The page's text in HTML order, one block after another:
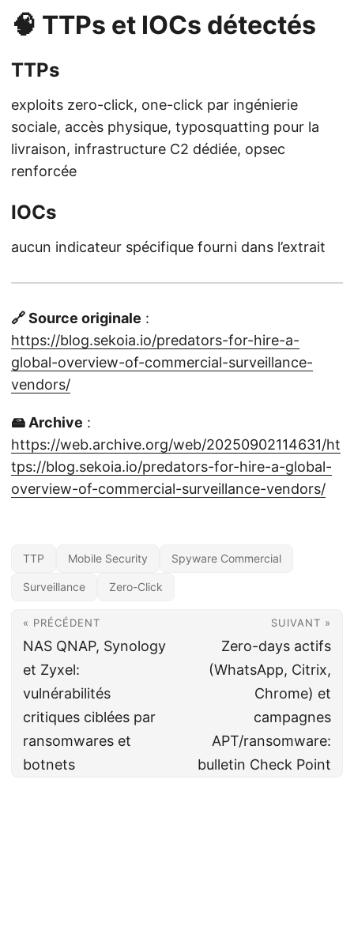
🧠 TTPs et IOCs détectés
TTPs
exploits zero-click, one-click par ingénierie
sociale, accès physique, typosquatting pour la
livraison, infrastructure C2 dédiée, opsec
renforcée
IOCs
aucun indicateur spécifique fourni dans l’extrait
🔗 Source originale :
https://blog.sekoia.io/predators-for-hire-a-
global-overview-of-commercial-surveillance-
vendors/
🖴 Archive :
https://web.archive.org/web/20250902114631/ht
tps://blog.sekoia.io/predators-for-hire-a-global-
overview-of-commercial-surveillance-vendors/
TTP Mobile Security Spyware Commercial
Surveillance Zero-Click
« PRÉCÉDENT
NAS QNAP, Synology
et Zyxel:
vulnérabilités
critiques ciblées par
ransomwares et
botnets
SUIVANT »
Zero-days actifs
(WhatsApp, Citrix,
Chrome) et
campagnes
APT/ransomware:
bulletin Check Point